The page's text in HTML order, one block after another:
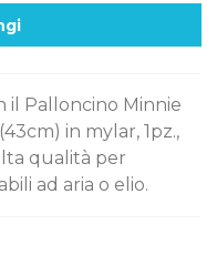
il Palloncino Minnie
in mylar, 1pz.,
qualità per
ad aria o elio.